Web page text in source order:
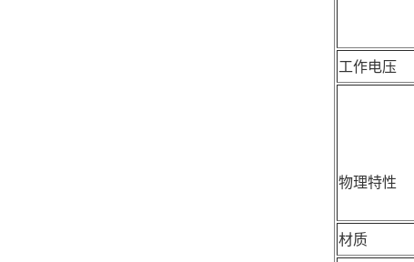
工作电压
物理特性
材质